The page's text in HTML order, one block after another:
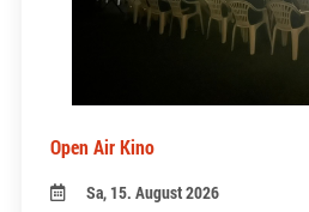
Open Air Kino
Sa, 15. August 2026